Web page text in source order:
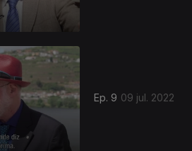
Ep. 9 09 jul. 2022